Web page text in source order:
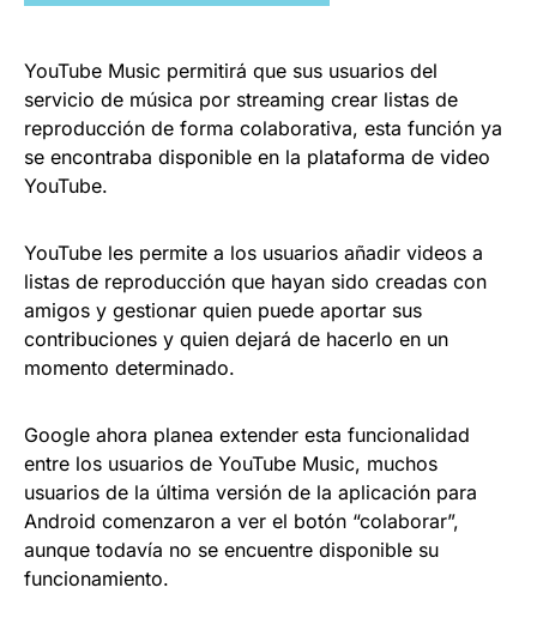
YouTube Music permitirá que sus usuarios del
servicio de música por streaming crear listas de
reproducción de forma colaborativa, esta función ya
se encontraba disponible en la plataforma de video
YouTube.
YouTube les permite a los usuarios añadir videos a
listas de reproducción que hayan sido creadas con
amigos y gestionar quien puede aportar sus
contribuciones y quien dejará de hacerlo en un
momento determinado.
Google ahora planea extender esta funcionalidad
entre los usuarios de YouTube Music, muchos
usuarios de la última versión de la aplicación para
Android comenzaron a ver el botón “colaborar”,
aunque todavía no se encuentre disponible su
funcionamiento.